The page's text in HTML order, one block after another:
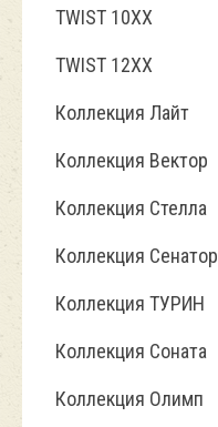
TWIST 10ХХ
TWIST 12XX
Коллекция Лайт
Коллекция Вектор
Коллекция Стелла
Коллекция Сенатор
Коллекция ТУРИН
Коллекция Соната
Коллекция Олимп